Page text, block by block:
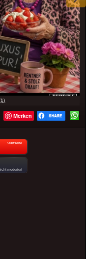
Merken
Startseite
moderiert